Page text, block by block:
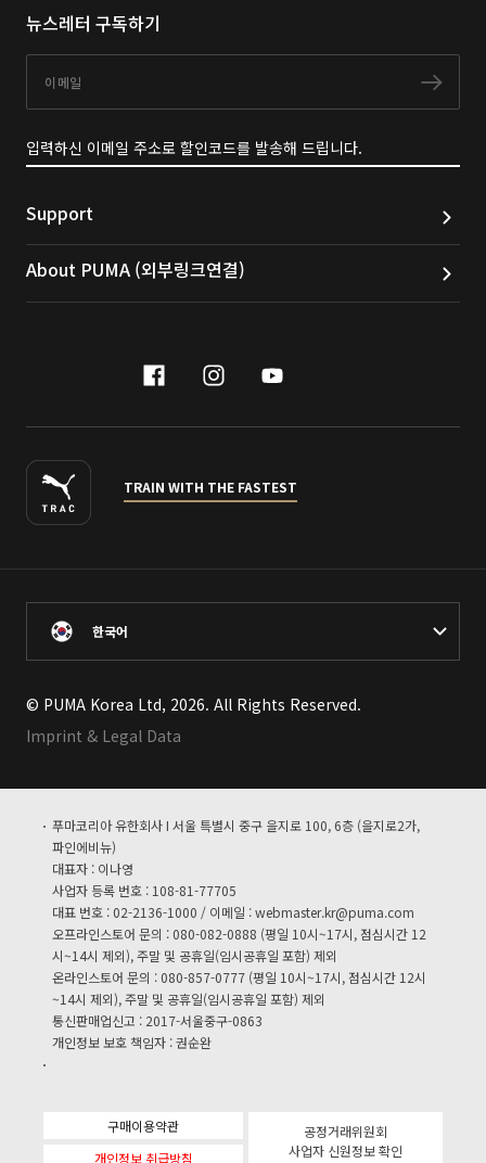
뉴스레터 구독하기
구독
입력하신 이메일 주소로 할인코드를 발송해 드립니다.
Support
About PUMA (외부링크연결)
facebook
instagram
youtube
TRAIN WITH THE FASTEST
한국어
© PUMA Korea Ltd, 2026. All Rights Reserved.
Imprint & Legal Data
푸마코리아 유한회사 I 서울 특별시 중구 을지로 100, 6층 (을지로2가,
파인에비뉴)
대표자 : 이나영
사업자 등록 번호 : 108-81-77705
대표 번호 : 02-2136-1000 / 이메일 :webmaster.kr@puma.com
오프라인스토어 문의 : 080-082-0888 (평일 10시~17시, 점심시간 12
시~14시 제외), 주말 및 공휴일(임시공휴일 포함) 제외
온라인스토어 문의 : 080-857-0777 (평일 10시~17시, 점심시간 12시
~14시 제외), 주말 및 공휴일(임시공휴일 포함) 제외
통신판매업신고 : 2017-서울중구-0863
개인정보 보호 책임자 : 권순완
구매이용약관
개인정보 취급방침
공정거래위원회
사업자 신원정보 확인